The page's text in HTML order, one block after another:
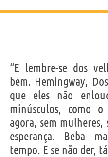
“E lembre-se dos
bem. Hemingway,
que eles não
minúsculos, como
agora, sem mulheres,
esperança. Beba
tempo. E se não der,